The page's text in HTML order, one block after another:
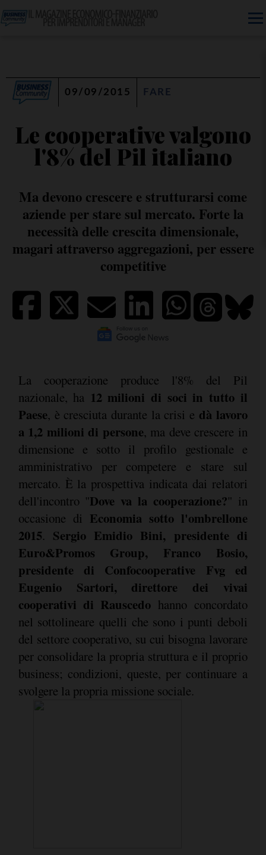
09/09/2015 FARE
Le cooperative valgono
l'8% del Pil italiano
Ma devono crescere e strutturarsi come
aziende per stare sul mercato. Forte la
necessità delle crescita dimensionale,
magari attraverso aggregazioni, per essere
competitive
La cooperazione produce l'8% del Pil
nazionale, ha 12 milioni di soci in tutto il
Paese, è cresciuta durante la crisi e dà lavoro
a 1,2 milioni di persone, ma deve crescere in
dimensione e sotto il profilo gestionale e
amministrativo per competere e stare sul
mercato. È la prospettiva indicata dai relatori
dell'incontro "Dove va la cooperazione?" in
occasione di Economia sotto l'ombrellone
2015. Sergio Emidio Bini, presidente di
Euro&Promos Group, Franco Bosio,
presidente di Confocooperative Fvg ed
Eugenio Sartori, direttore dei vivai
cooperativi di Rauscedo hanno concordato
nel sottolineare quelli che sono i punti deboli
del settore cooperativo, su cui bisogna lavorare
per consolidare la propria struttura e il proprio
business; condizioni, queste, per continuare a
svolgere la propria missione sociale.